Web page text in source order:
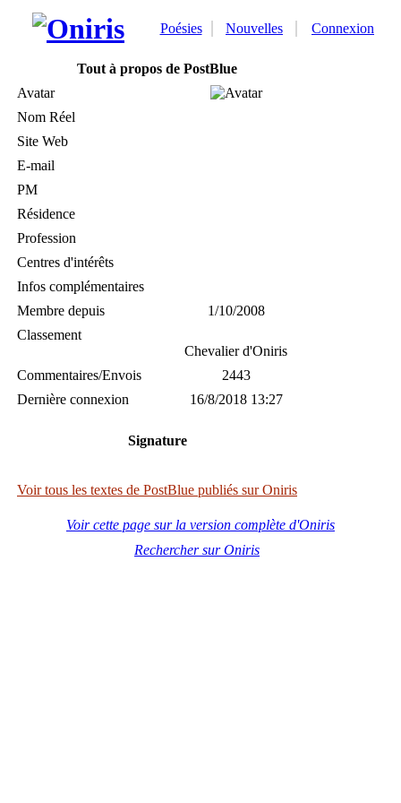
Poésies Nouvelles Connexion
Tout à propos de PostBlue
Avatar
Nom Réel
Site Web
E-mail
PM
Résidence
Profession
Centres d'intérêts
Infos complémentaires
Membre depuis
1/10/2008
Classement
Chevalier d'Oniris
Commentaires/Envois
2443
Dernière connexion
16/8/2018 13:27
Signature
Voir tous les textes de PostBlue publiés sur Oniris
Voir cette page sur la version complète d'Oniris
Rechercher sur Oniris